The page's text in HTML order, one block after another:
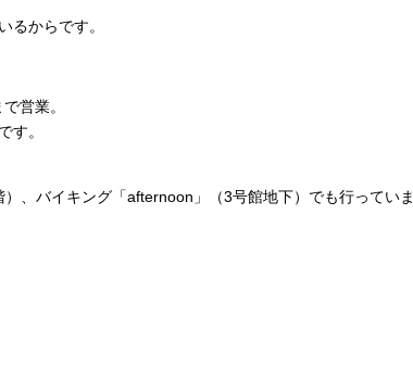
るからです。
営業。
す。
、バイキング「afternoon」（3号館地下）でも行っていま